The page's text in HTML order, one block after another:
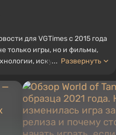
для VGTimes с 2015 года
только игры, но и фильмы,
искусственный
и других статей,
различные игровые
старые консоли и
интерес к ретро-играм. Я
консолях.
... Развернуть